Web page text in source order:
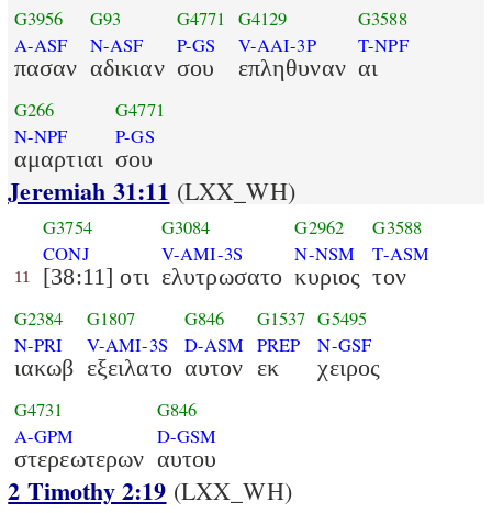
G3956
A-ASF
πασαν
G93
N-ASF
αδικιαν
G4771
P-GS
σου
G4129
V-AAI-3P
επληθυναν
G3588
T-NPF
αι
G266
N-NPF
αμαρτιαι
G4771
P-GS
σου
Jeremiah 31:11 (LXX_WH)
11
G3754
CONJ
[38:11] οτι
G3084
V-AMI-3S
ελυτρωσατο
G2962
N-NSM
κυριος
G3588
T-ASM
τον
G2384
N-PRI
ιακωβ
G1807
V-AMI-3S
εξειλατο
G846
D-ASM
αυτον
G1537
PREP
εκ
G5495
N-GSF
χειρος
G4731
A-GPM
στερεωτερων
G846
D-GSM
αυτου
2 Timothy 2:19 (LXX_WH)